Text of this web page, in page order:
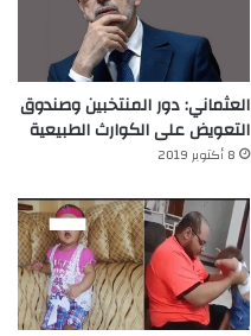
العثماني: دور المنتخبين وصندوق
التعويض على الكوارث الطبيعية
8 أكتوبر 2019